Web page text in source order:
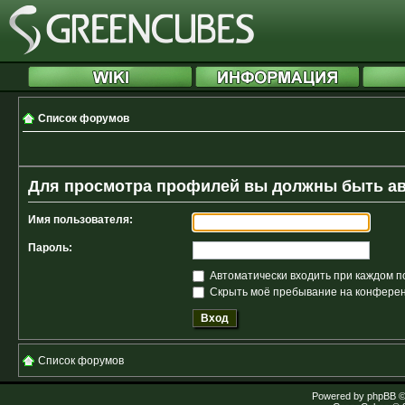
Список форумов
Для просмотра профилей вы должны быть
Имя пользователя:
Пароль:
Автоматически входить при каждом
Скрыть моё пребывание на
Список форумов
Powered by phpBB